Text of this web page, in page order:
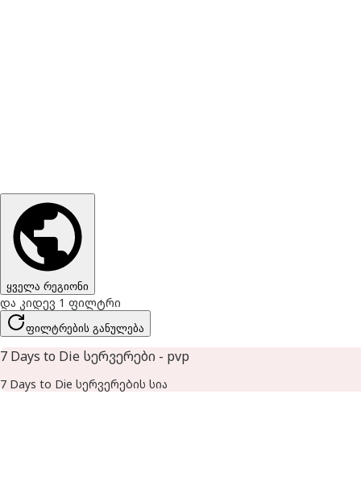
ყველა რეგიონი
და კიდევ 1 ფილტრი
ფილტრების განულება
7 Days to Die სერვერები - pvp
7 Days to Die სერვერების სია